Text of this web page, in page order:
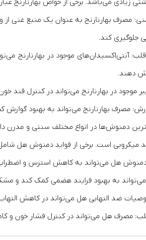
جلوگیری کند.
آنتی‌اکسیدان‌های موجود در بهارنارنج
دهند.
موجود در بهارنارنج می‌تواند در کنترل قند
مصرف بهارنارنج می‌تواند به بهبود
دمنوش‌ها در انواع مختلف سنتی و مدرن
میکروبی است. برخی از فواید دمنوش هل
هل می‌تواند به کاهش استرس و
به بهبود فرایند هضمی کمک کند و
ضد التهابی هل می‌تواند در کاهش
مصرف هل می‌تواند در کنترل فشار خون و